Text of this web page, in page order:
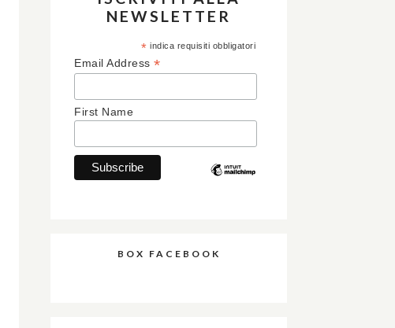
NEWSLETTER
* indica requisiti obbligatori
Email Address *
First Name
BOX FACEBOOK